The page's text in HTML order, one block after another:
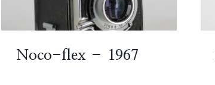
Noco-flex – 1967